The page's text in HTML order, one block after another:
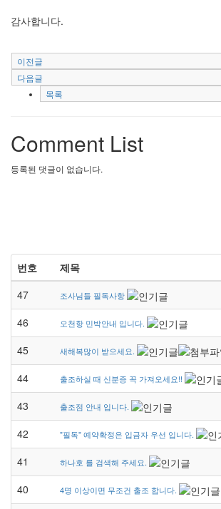
감사합니다.
이전글
다음글
목록
Comment List
등록된 댓글이 없습니다.
번호
제목
47
조사님들 필독사항
46 오천항 민박안내 입니다.
45 새해복많이 받으세요.
44 출조하실 때 신분증 꼭 가져오세요!!
43 출조점 안내 입니다.
42 "필독" 예약확정은 입금자 우선 입니다.
41 하나호 를 검색해 주세요.
40 4명 이상이면 무조건 출조 합니다.